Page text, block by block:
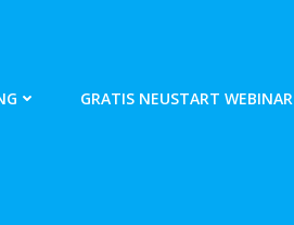
GRATIS NEUSTART WEBINAR